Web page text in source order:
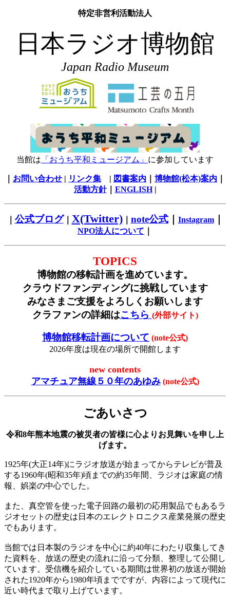
特定非営利活動法人
日本ラジオ博物館
Japan Radio Museum
当館は 「おうち平和ミュージアム」 に参加しています
お問い合わせ | リンク集 | 図書案内 博物館(松本)案内
活動方針｜ ENGLISH|
公式ブログ｜ X(Twitter)｜ note公式｜ Instagram｜
NPO法人について
TOPICS
博物館の移転計画を進めています。
クラウドファンディングに挑戦しています
みなさまご支援をよろしくお願いします
クラファンの詳細はこちら (外部サイト)
博物館移転計画について (note公式)
2026年度は現在の場所で開館します
new contents
アマチュア無線５０年のあゆみ (note公式)
ごあいさつ
令和8年熊本地震の被災者の皆様に心よりお見舞いを申し上
げます。
1925年(大正14年)にラジオ放送が始まってからテレビが普及
する1960年(昭和35年)頃までの約35年間、ラジオは家庭の情
報、娯楽の中心でした。
また、真空管を使った電子回路の最初の応用製品でもあるラ
ジオセットの歴史は日本のエレクトロニクス産業発展の歴史
でもあります。
当館では日本製のラジオを中心に約40年にわたり収集してき
た資料を、放送の歴史の流れに沿って分類、整理して公開し
ています。受信機を紹介している期間は世界初の放送が開始
された1920年から1980年頃までですが、内容によって現代に
近い時代まで取り上げています。